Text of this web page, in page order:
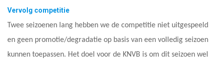
Vervolg competitie
Twee seizoenen lang hebben we de competitie niet uitgespeeld
en geen promotie/degradatie op basis van een volledig seizoen
kunnen toepassen. Het doel voor de KNVB is om dit seizoen wel